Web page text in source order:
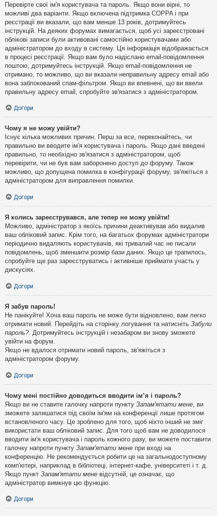
Перевірте свої ім'я користувача та пароль. Якщо вони вірні, то
можливі два варіанти. Якщо включена підтримка COPPA і при
реєстрації ви вказали, що вам менше 13 років, дотримуйтесь
інструкцій. На деяких форумах вимагається, щоб усі зареєстровані
облікові записи були активовані самостійно користувачами або
адміністратором до входу в систему. Ця інформація відображається
в процесі реєстрації. Якщо вам було надіслано email-повідомлення
поштою, дотримуйтесь інструкцій. Якщо email-повідомлення не
отримано, то можливо, що ви вказали неправильну адресу email або
вона заблокований спам-фільтром. Якщо ви впевнені, що ви ввели
правильну адресу email, спробуйте зв'язатися з адміністратором.
Догори
Чому я не можу увійти?
Існує кілька можливих причин. Перш за все, переконайтесь, чи
правильно ви вводите ім'я користувача і пароль. Якщо дані введені
правильно, то необхідно зв'язатися з адміністратором, щоб
перевірити, чи не був вам заборонено доступ до форуму. Також
можливо, що допущена помилка в конфігурації форуму, зв'яжіться з
адміністратором для виправлення помилки.
Догори
Я колись зареєструвався, але тепер не можу увійти!
Можливо, адміністратор з якоїсь причини деактивував або видалив
ваш обліковий запис. Крім того, на багатьох форумах адміністратори
періодично видаляють користувачів, які тривалий час не писали
повідомлень, щоб зменшити розмір бази даних. Якщо це трапилось,
спробуйте ще раз зареєструватись і активніше приймати участь у
дискусіях.
Догори
Я забув пароль!
Не панікуйте! Хоча ваш пароль не може бути відновлено, вам легко
отримати новий. Перейдіть на сторінку логування та натисніть Забули
пароль?. Дотримуйтесь інструкцій і незабаром ви знову зможете
увійти на форум.
Якщо не вдалося отримати новий пароль, зв'яжіться з
адміністратором форуму.
Догори
Чому мені постійно доводиться вводити ім’я і пароль?
Якщо ви не ставите галочку напроти пункту Запам'ятати мене , ви
зможете залишатися під своїм ім'ям на конференції лише протягом
встановленого часу. Це зроблено для того, щоб ніхто інший не зміг
використати ваш обліковий запис. Для того щоб вам не доводилося
вводити ім'я користувача і пароль кожного разу, ви можете поставити
галочку напроти пункту Запам'ятати мене при вході на
конференцію. Не рекомендується робити це на загальнодоступному
комп'ютері, наприклад в бібліотеці, інтернет-кафе, університеті і т. д.
Якщо пункт Запам'ятати мене відсутній, це означає, що
адміністратор вимкнув цю функцію.
Догори